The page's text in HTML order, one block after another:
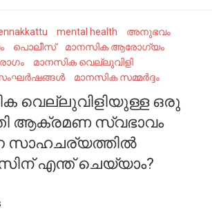
mental health
അനുഭവം
പൊലീസ്
മാനസിക ആരോഗ്യം
മാനസിക വെല്ലുവിളി
മാനസിക സമ്മർദ്ദം
വെല്ലുവിളിയുള്ള ഒരു
ആക്രമണ സ്വഭാവം
സാഹചര്യത്തിൽ
എന്ത് ചെയ്യാം?